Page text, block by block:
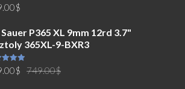
5 $
Sauer P365 XL 9mm 12rd 3.7"
365XL-9-BXR3
5 749.00$
$